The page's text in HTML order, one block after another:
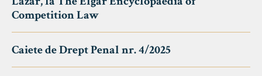
Competition Law
Caiete de Drept Penal nr. 4/2025